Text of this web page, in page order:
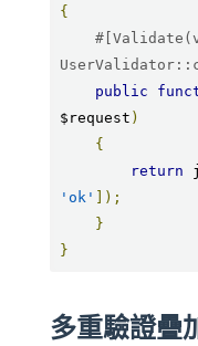
{
public
$request )
{
return
'ok'
]);
}
}
多重驗證疊